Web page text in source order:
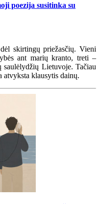
poezija susitinka su
skirtingų priežasčių. Vieni
ant marių kranto, treti –
saulėlydžių Lietuvoje. Tačiau
atvyksta klausytis dainų.